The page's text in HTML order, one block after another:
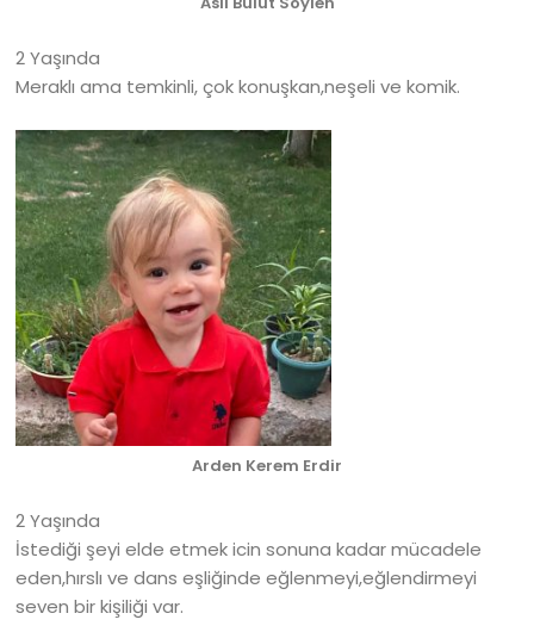
2 Yaşında
Meraklı ama temkinli, çok konuşkan,neşeli ve komik.
Arden Kerem Erdir
2 Yaşında
İstediği şeyi elde etmek icin sonuna kadar mücadele
eden,hırslı ve dans eşliğinde eğlenmeyi,eğlendirmeyi
seven bir kişiliği var.